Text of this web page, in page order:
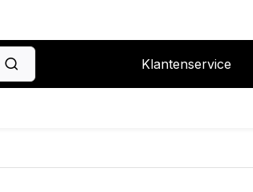
Klantenservice